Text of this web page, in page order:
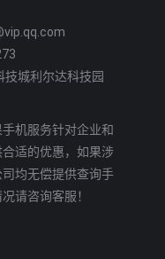
技城利尔达科技园
机服务针对企业和
适的优惠，如果涉
均无偿提供查询手
请咨询客服！